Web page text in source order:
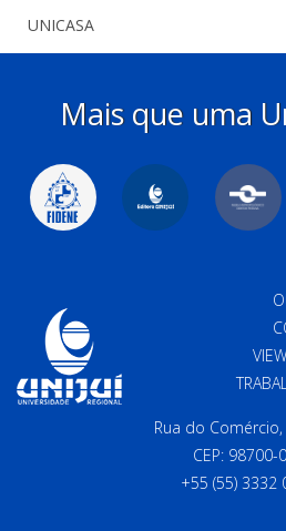
UNICASA
Mais que uma
Rua do
CEP: 98700-
+55 (55) 3332